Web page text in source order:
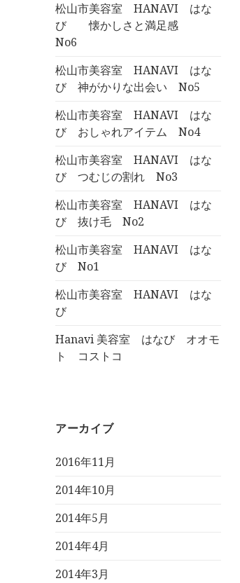
松山市美容室 HANAVI はな
び 懐かしさと満足感
No6
松山市美容室 HANAVI はな
び 神がかりな出会い No5
松山市美容室 HANAVI はな
び おしゃれアイテム No4
松山市美容室 HANAVI はな
び つむじの割れ No3
松山市美容室 HANAVI はな
び 抜け毛 No2
松山市美容室 HANAVI はな
び No1
松山市美容室 HANAVI はな
び
Hanavi 美容室 はなび オオモ
ト コストコ
アーカイブ
2016年11月
2014年10月
2014年5月
2014年4月
2014年3月